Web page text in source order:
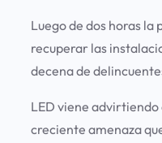
Luego de dos horas la
recuperar las
decena de
LED viene advirtiendo
creciente amenaza